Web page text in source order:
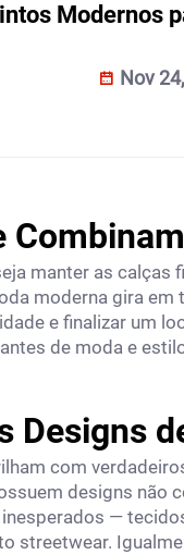
Modernos
Nov
manter as calças
moderna gira
e finalizar um
de moda e
Designs
com
designs não
—
streetwear.